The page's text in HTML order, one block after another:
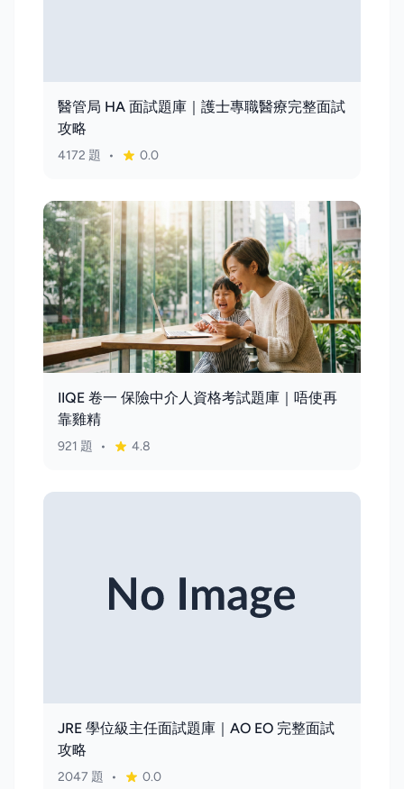
醫管局 HA 面試題庫｜護士專職醫療完整面試
攻略
4172 題 • 0.0
IIQE 卷一 保險中介人資格考試題庫｜唔使再
靠雞精
921 題 • 4.8
JRE 學位級主任面試題庫｜AO EO 完整面試
攻略
2047 題 • 0.0